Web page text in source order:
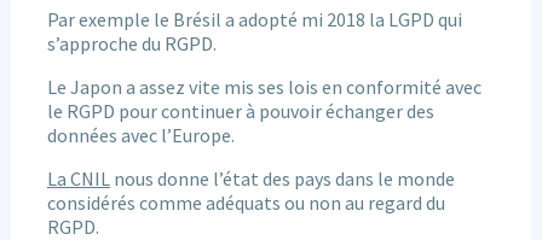
Par exemple le Brésil a adopté mi 2018 la LGPD qui
s’approche du RGPD.
Le Japon a assez vite mis ses lois en conformité avec
le RGPD pour continuer à pouvoir échanger des
données avec l’Europe.
La CNIL nous donne l’état des pays dans le monde
considérés comme adéquats ou non au regard du
RGPD.